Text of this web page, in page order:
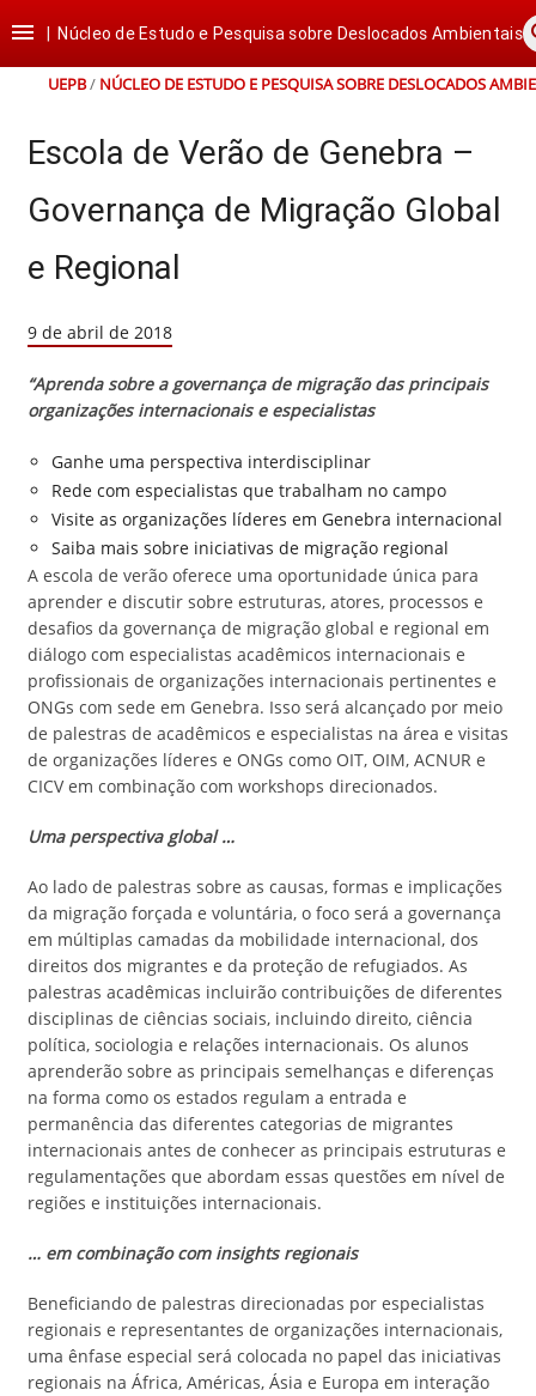
para
conteúdo
para
para
para
rodapé
 Núcleo de Estudo e Pesquisa sobre Deslocados Ambientais
UEPB/ NÚCLEO DE ESTUDO E PESQUISA SOBRE DESLOCADOS
Escola de Verão de Genebra –
Governança de Migração Global
e Regional
9 de abril de 2018
“Aprenda sobre a governança de migração das principais
organizações internacionais e especialistas
Ganhe uma perspectiva interdisciplinar
Rede com especialistas que trabalham no campo
Visite as organizações líderes em Genebra internacional
Saiba mais sobre iniciativas de migração regional
A escola de verão oferece uma oportunidade única para
aprender e discutir sobre estruturas, atores, processos e
desafios da governança de migração global e regional em
diálogo com especialistas acadêmicos internacionais e
profissionais de organizações internacionais pertinentes e
ONGs com sede em Genebra. Isso será alcançado por meio
de palestras de acadêmicos e especialistas na área e visitas
de organizações líderes e ONGs como OIT, OIM, ACNUR e
CICV em combinação com workshops direcionados.
Uma perspectiva global …
Ao lado de palestras sobre as causas, formas e implicações
da migração forçada e voluntária, o foco será a governança
em múltiplas camadas da mobilidade internacional, dos
direitos dos migrantes e da proteção de refugiados. As
palestras acadêmicas incluirão contribuições de diferentes
disciplinas de ciências sociais, incluindo direito, ciência
política, sociologia e relações internacionais. Os alunos
aprenderão sobre as principais semelhanças e diferenças
na forma como os estados regulam a entrada e
permanência das diferentes categorias de migrantes
internacionais antes de conhecer as principais estruturas e
regulamentações que abordam essas questões em nível de
regiões e instituições internacionais.
… em combinação com insights regionais
Beneficiando de palestras direcionadas por especialistas
regionais e representantes de organizações internacionais,
uma ênfase especial será colocada no papel das iniciativas
regionais na África, Américas, Ásia e Europa em interação